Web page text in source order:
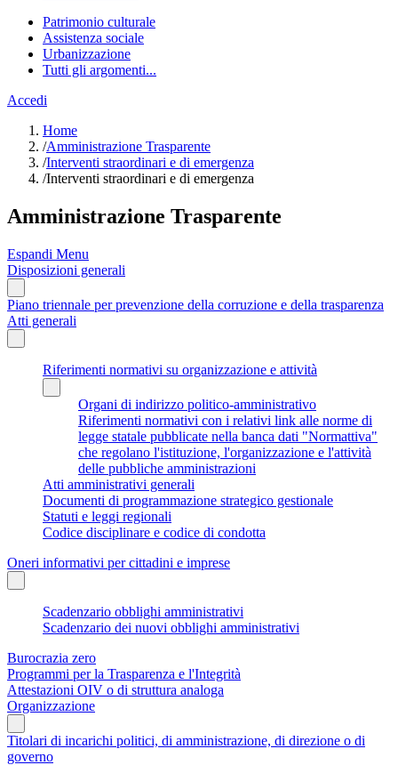
Patrimonio culturale
Assistenza sociale
Urbanizzazione
Tutti gli argomenti...
Accedi
Home
/Amministrazione Trasparente
/Interventi straordinari e di emergenza
/Interventi straordinari e di emergenza
Amministrazione Trasparente
Espandi Menu
Disposizioni generali
Piano triennale per prevenzione della corruzione e della trasparenza
Atti generali
Riferimenti normativi su organizzazione e attività
Organi di indirizzo politico-amministrativo
Riferimenti normativi con i relativi link alle norme di
legge statale pubblicate nella banca dati "Normattiva"
che regolano l'istituzione, l'organizzazione e l'attività
delle pubbliche amministrazioni
Atti amministrativi generali
Documenti di programmazione strategico gestionale
Statuti e leggi regionali
Codice disciplinare e codice di condotta
Oneri informativi per cittadini e imprese
Scadenzario obblighi amministrativi
Scadenzario dei nuovi obblighi amministrativi
Burocrazia zero
Programmi per la Trasparenza e l'Integrità
Attestazioni OIV o di struttura analoga
Organizzazione
Titolari di incarichi politici, di amministrazione, di direzione o di
governo